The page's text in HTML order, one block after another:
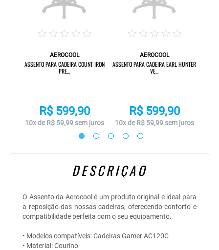
AEROCOOL
ASSENTO PARA CADEIRA COUNT IRON
PRE...
R$ 599,90
10x de R$ 59,99 sem juros
AEROCOOL
ASSENTO PARA CADEIRA EARL HUNTER
VE...
R$ 599,90
10x de R$ 59,99 sem juros
DESCRIÇÃO
O Assento da Aerocool é um produto original e ideal para
a reposição das nossas cadeiras, oferecendo conforto e
compatibilidade perfeita com o seu equipamento.
• Modelos compatíveis: Cadeiras Gamer AC120C
• Material: Courino